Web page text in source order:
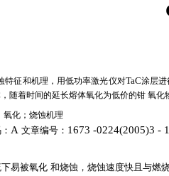
特征和机理，用低功率激光仪对TaC涂层进
随着时间的延长熔体氧化为低价的钳 氧化
氧化；烧蚀机理
A 文章编号： 1673 -0224(2005)3 -
易被氧化 和烧蚀，烧蚀速度快且与